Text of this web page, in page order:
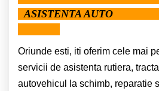
ASISTENTA AUTO
Oriunde esti, iti oferim cele mai
servicii de asistenta rutiera,
autovehicul la schimb, reparatie